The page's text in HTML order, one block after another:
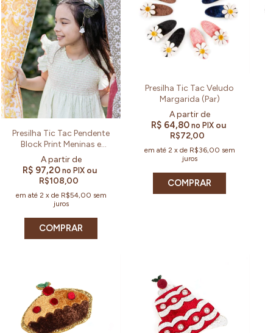
Presilha Tic Tac Pendente
Block Print Meninas e
Mulheres (Kit e Par)
R$ 97,20 no PIX ou
R$108,00
em até 2 x de R$54,00 sem
juros
COMPRAR
Presilha Tic Tac Veludo
Margarida (Par)
R$ 64,80no PIX ou
R$72,00
em até 2 x de R$36,00 sem
juros
COMPRAR